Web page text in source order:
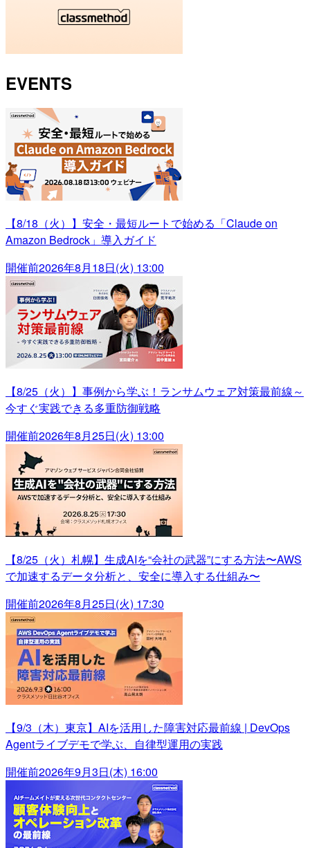
EVENTS
【8/18（火）】安全・最短ルートで始める「Claude on
Amazon Bedrock」導入ガイド
開催前2026年8月18日(火) 13:00
【8/25（火）】事例から学ぶ！ランサムウェア対策最前線～
今すぐ実践できる多重防御戦略
開催前2026年8月25日(火) 13:00
【8/25（火）札幌】生成AIを“会社の武器”にする方法〜AWS
で加速するデータ分析と、安全に導入する仕組み〜
開催前2026年8月25日(火) 17:30
【9/3（木）東京】AIを活用した障害対応最前線 | DevOps
Agentライブデモで学ぶ、自律型運用の実践
開催前2026年9月3日(木) 16:00